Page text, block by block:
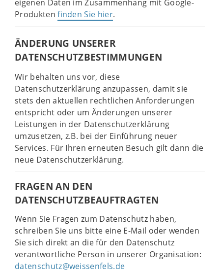
eigenen Daten im Zusammenhang mit Google-
Produktenfinden Sie hier.
ÄNDERUNG UNSERER
DATENSCHUTZBESTIMMUNGEN
Wir behalten uns vor, diese
Datenschutzerklärung anzupassen, damit sie
stets den aktuellen rechtlichen Anforderungen
entspricht oder um Änderungen unserer
Leistungen in der Datenschutzerklärung
umzusetzen, z.B. bei der Einführung neuer
Services. Für Ihren erneuten Besuch gilt dann die
neue Datenschutzerklärung.
FRAGEN AN DEN
DATENSCHUTZBEAUFTRAGTEN
Wenn Sie Fragen zum Datenschutz haben,
schreiben Sie uns bitte eine E-Mail oder wenden
Sie sich direkt an die für den Datenschutz
verantwortliche Person in unserer Organisation:
datenschutz@weissenfels.de